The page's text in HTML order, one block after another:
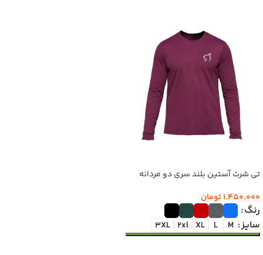
تی شرت آستین بلند سری دو مردانه
1.450.000تومان
رنگ
سایز
M
L
XL
2xl
3XL